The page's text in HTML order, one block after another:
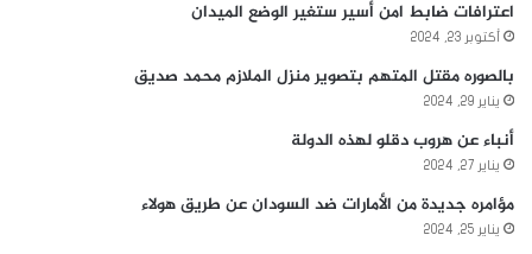
اعترافات ضابط امن أسير ستغير الوضع الميدان
أكتوبر 23, 2024
بالصوره مقتل المتهم بتصوير منزل الملازم محمد صديق
يناير 29, 2024
أنباء عن هروب دقلو لهذه الدولة
يناير 27, 2024
مؤامره جديدة من الأمارات ضد السودان عن طريق هولاء
يناير 25, 2024